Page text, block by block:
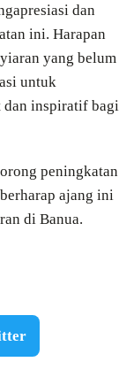
dan
ini. Harapan
yang belum
untuk
dan inspiratif bagi
peningkatan
ajang ini
di Banua.